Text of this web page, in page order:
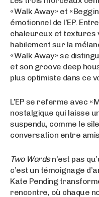
« Walk Away » et «
émotionnel de l’EP.
chaleureux et textures
habilement sur la
« Walk Away » se
et son groove deep
plus optimiste dans ce
L’EP se referme avec «
nostalgique qui laisse
suspendu, comme le
conversation entre amis.
Two Wordsn’est pas
c’est un témoignage
Kate Pending
rencontre, où chaque